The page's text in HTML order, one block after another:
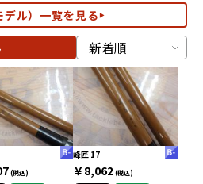
デル）一覧を見る
(税込)
峰匠 17
￥8,062(税込)